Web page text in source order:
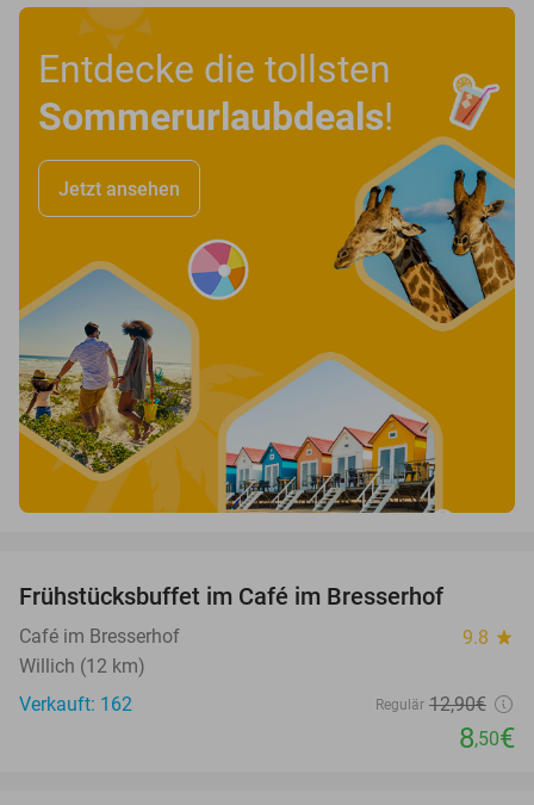
Entdecke die tollsten
Sommerurlaubdeals!
Jetzt ansehen
Frühstücksbuffet im Café im Bresserhof
Café im Bresserhof 9.8 star
Willich (12 km)
Verkauft: 162
Regulär 12,90€
8,50€